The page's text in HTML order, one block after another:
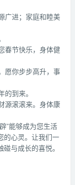
广进；家庭和睦美
春节快乐，身体健
愿你步步高升，事
到来。
源滚滚来。身体康
”能够成为您生活
的心灵。让我们一
与成长的喜悦。